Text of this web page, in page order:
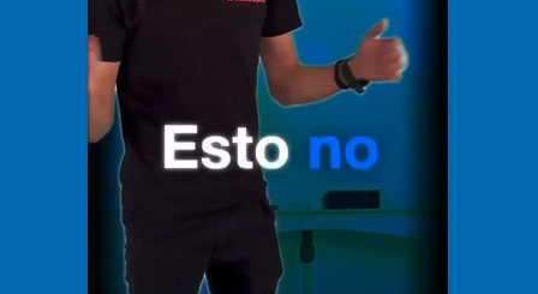
Vive USA
Clase
De 10 sports
DeDinero
Confabulario